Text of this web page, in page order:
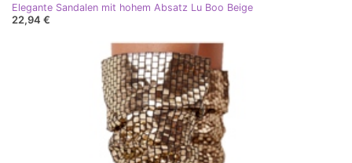
Elegante Sandalen mit hohem Absatz Lu Boo Beige
22,94 €